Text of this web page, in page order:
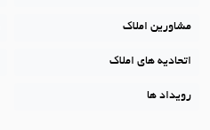
مشاورین املاک
اتحادیه های املاک
رویداد ها